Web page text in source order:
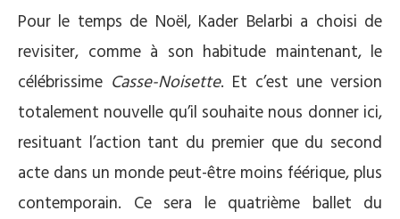
Pour le temps de Noël, Kader Belarbi a choisi de
revisiter, comme à son habitude maintenant, le
célébrissime Casse-Noisette. Et c’est une version
totalement nouvelle qu’il souhaite nous donner ici,
resituant l’action tant du premier que du second
acte dans un monde peut-être moins féérique, plus
contemporain. Ce sera le quatrième ballet du